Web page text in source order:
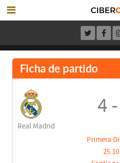
Ficha de partido
Real Madrid
4
Primera